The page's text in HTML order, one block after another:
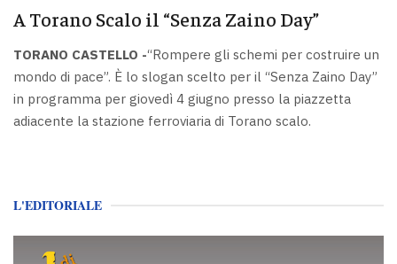
A Torano Scalo il “Senza Zaino Day”
TORANO CASTELLO -“Rompere gli schemi per costruire un
mondo di pace”. È lo slogan scelto per il “Senza Zaino Day”
in programma per giovedì 4 giugno presso la piazzetta
adiacente la stazione ferroviaria di Torano scalo.
L'EDITORIALE